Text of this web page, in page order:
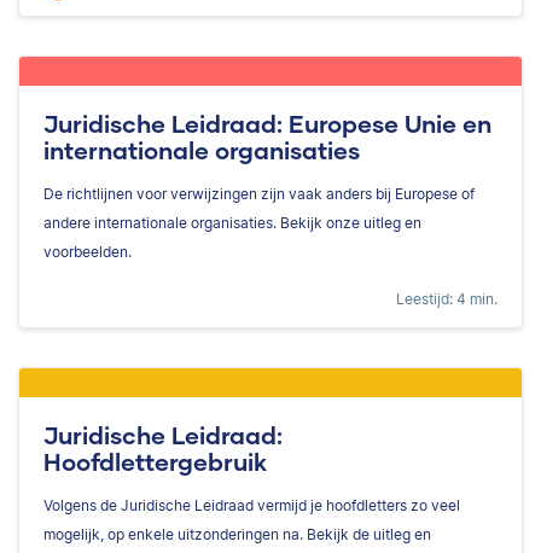
Juridische Leidraad: Europese Unie en
internationale organisaties
De richtlijnen voor verwijzingen zijn vaak anders bij Europese of
andere internationale organisaties. Bekijk onze uitleg en
voorbeelden.
Leestijd: 4 min.
Juridische Leidraad:
Hoofdlettergebruik
Volgens de Juridische Leidraad vermijd je hoofdletters zo veel
mogelijk, op enkele uitzonderingen na. Bekijk de uitleg en